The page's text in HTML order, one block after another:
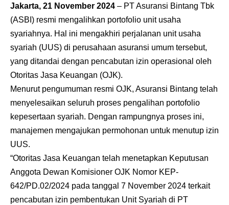
Jakarta, 21 November 2024 – PT Asuransi Bintang Tbk
(ASBI) resmi mengalihkan portofolio unit usaha
syariahnya. Hal ini mengakhiri perjalanan unit usaha
syariah (UUS) di perusahaan asuransi umum tersebut,
yang ditandai dengan pencabutan izin operasional oleh
Otoritas Jasa Keuangan (OJK).
Menurut pengumuman resmi OJK, Asuransi Bintang telah
menyelesaikan seluruh proses pengalihan portofolio
kepesertaan syariah. Dengan rampungnya proses ini,
manajemen mengajukan permohonan untuk menutup izin
UUS.
“Otoritas Jasa Keuangan telah menetapkan Keputusan
Anggota Dewan Komisioner OJK Nomor KEP-
642/PD.02/2024 pada tanggal 7 November 2024 terkait
pencabutan izin pembentukan Unit Syariah di PT